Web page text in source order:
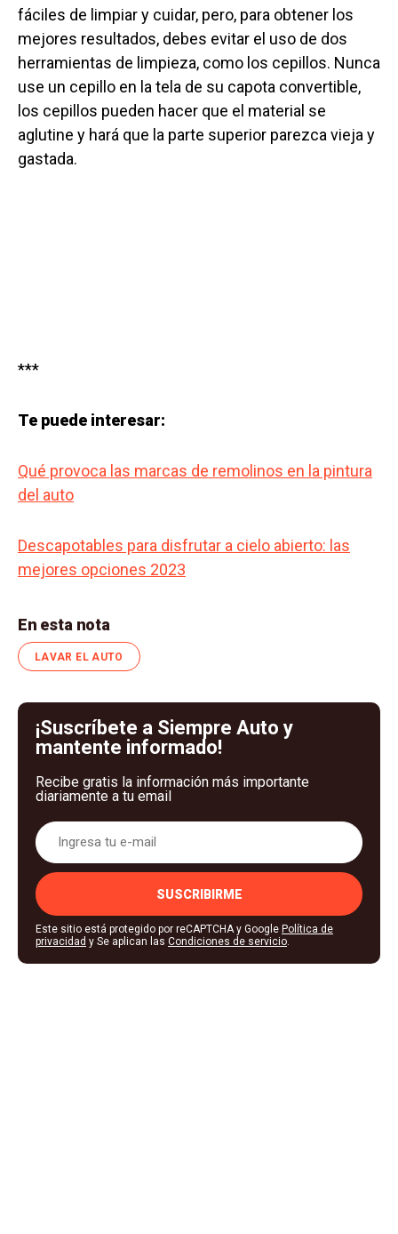
fáciles de limpiar y cuidar, pero, para obtener los
mejores resultados, debes evitar el uso de dos
herramientas de limpieza, como los cepillos. Nunca
use un cepillo en la tela de su capota convertible,
los cepillos pueden hacer que el material se
aglutine y hará que la parte superior parezca vieja y
gastada.
***
Te puede interesar:
Qué provoca las marcas de remolinos en la pintura
del auto
Descapotables para disfrutar a cielo abierto: las
mejores opciones 2023
En esta nota
LAVAR EL AUTO
¡Suscríbete a Siempre Auto y
mantente informado!
Recibe gratis la información más importante
diariamente a tu email
SUSCRIBIRME
Este sitio está protegido por reCAPTCHA y Google Política de
privacidad y Se aplican las Condiciones de servicio.